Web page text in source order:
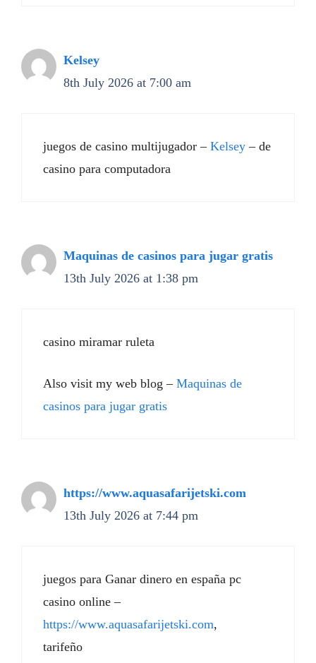
Kelsey
8th July 2026 at 7:00 am
juegos de casino multijugador – Kelsey – de
casino para computadora
Maquinas de casinos para jugar gratis
13th July 2026 at 1:38 pm
casino miramar ruleta
Also visit my web blog – Maquinas de
casinos para jugar gratis
https://www.aquasafarijetski.com
13th July 2026 at 7:44 pm
juegos para Ganar dinero en españa pc
casino online –
https://www.aquasafarijetski.com,
tarifeño